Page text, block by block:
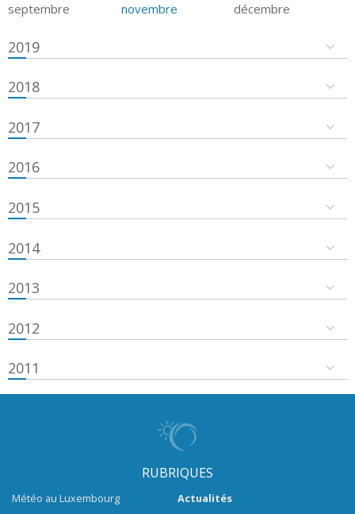
septembre
novembre décembre
2019
2018
2017
2016
2015
2014
2013
2012
2011
RUBRIQUES
Météo au Luxembourg
Actualités